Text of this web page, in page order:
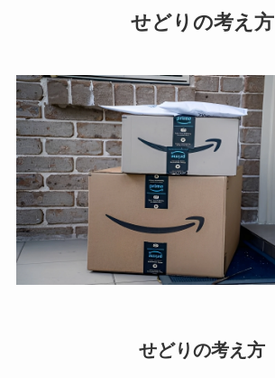
せどりの考え方
せどりの考え方